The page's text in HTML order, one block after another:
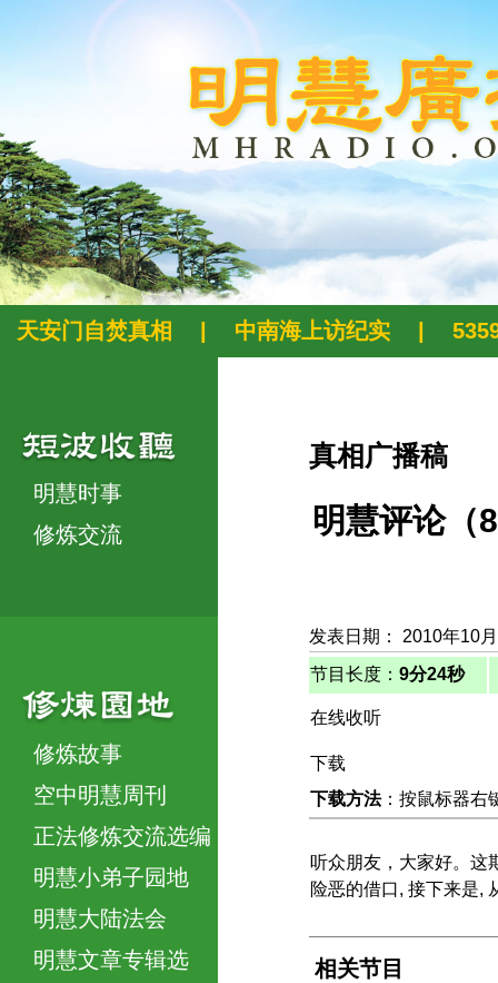
天安门自焚真相 中南海上访纪实
明慧时事
修炼交流
修炼故事
空中明慧周刊
正法修炼交流选编
明慧小弟子园地
明慧大陆法会
明慧文章专辑选
真相广播稿
明慧评论（
发表日期： 2010年10
节目长度： 9分24秒
在线收听
下载
下载方法：按鼠标器右
听众朋友，大家好。这
险恶的借口, 接下来是,
相关节目